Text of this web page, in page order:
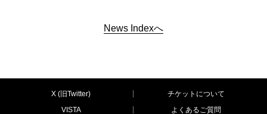
News Indexへ
X (旧Twitter)
チケットについて
VISTA
よくあるご質問